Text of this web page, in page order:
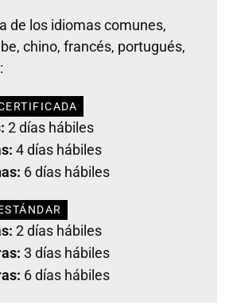
de los idiomas comunes,
chino, francés, portugués,
2 días hábiles
4 días hábiles
6 días hábiles
2 días hábiles
3 días hábiles
6 días hábiles